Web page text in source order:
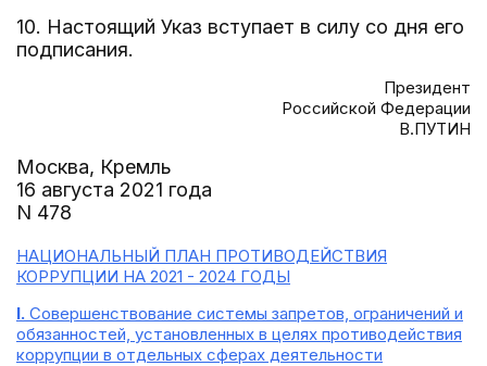
10. Настоящий Указ вступает в силу со дня его
подписания.
Президент
Российской Федерации
В.ПУТИН
Москва, Кремль
16 августа 2021 года
N 478
НАЦИОНАЛЬНЫЙ ПЛАН ПРОТИВОДЕЙСТВИЯ
КОРРУПЦИИ НА 2021 - 2024 ГОДЫ
I. Совершенствование системы запретов, ограничений и
обязанностей, установленных в целях противодействия
коррупции в отдельных сферах деятельности